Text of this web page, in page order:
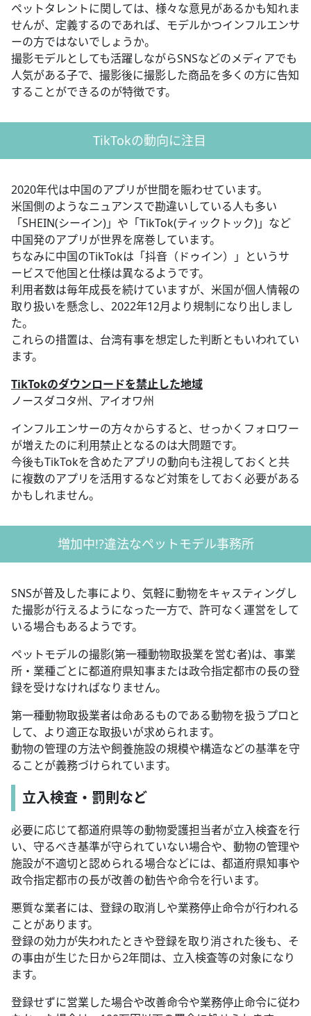
ペットタレントに関しては、様々な意見があるかも知れま
せんが、定義するのであれば、モデルかつインフルエンサ
ーの方ではないでしょうか。
撮影モデルとしても活躍しながらSNSなどのメディアでも
人気がある子で、撮影後に撮影した商品を多くの方に告知
することができるのが特徴です。
TikTokの動向に注目
2020年代は中国のアプリが世間を賑わせています。
米国側のようなニュアンスで勘違いしている人も多い
「SHEIN(シーイン)」や「TikTok(ティックトック)」など
中国発のアプリが世界を席巻しています。
ちなみに中国のTikTokは「抖音（ドゥイン）」というサ
ービスで他国と仕様は異なるようです。
利用者数は毎年成長を続けていますが、米国が個人情報の
取り扱いを懸念し、2022年12月より規制になり出しまし
た。
これらの措置は、台湾有事を想定した判断ともいわれてい
ます。
TikTokのダウンロードを禁止した地域
ノースダコタ州、アイオワ州
インフルエンサーの方々からすると、せっかくフォロワー
が増えたのに利用禁止となるのは大問題です。
今後もTikTokを含めたアプリの動向も注視しておくと共
に複数のアプリを活用するなど対策をしておく必要がある
かもしれません。
増加中!?違法なペットモデル事務所
SNSが普及した事により、気軽に動物をキャスティングし
た撮影が行えるようになった一方で、許可なく運営をして
いる場合もあるようです。
ペットモデルの撮影(第一種動物取扱業を営む者)は、事業
所・業種ごとに都道府県知事または政令指定都市の長の登
録を受けなければなりません。
第一種動物取扱業者は命あるものである動物を扱うプロと
して、より適正な取扱いが求められます。
動物の管理の方法や飼養施設の規模や構造などの基準を守
ることが義務づけられています。
立入検査・罰則など
必要に応じて都道府県等の動物愛護担当者が立入検査を行
い、守るべき基準が守られていない場合や、動物の管理や
施設が不適切と認められる場合などには、都道府県知事や
政令指定都市の長が改善の勧告や命令を行います。
悪質な業者には、登録の取消しや業務停止命令が行われる
ことがあります。
登録の効力が失われたときや登録を取り消された後も、そ
の事由が生じた日から2年間は、立入検査等の対象になり
ます。
登録せずに営業した場合や改善命令や業務停止命令に従わ